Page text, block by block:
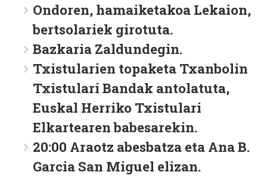
Ondoren, hamaiketakoa Lekaion,
bertsolariek girotuta.
Bazkaria Zaldundegin.
Txistularien topaketa Txanbolin
Txistulari Bandak antolatuta,
Euskal Herriko Txistulari
Elkartearen babesarekin.
20:00 Araotz abesbatza eta Ana B.
Garcia San Miguel elizan.